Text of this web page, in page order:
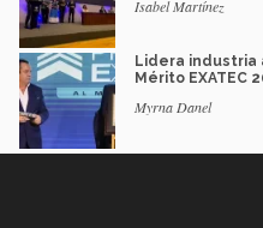
Isabel Martínez
Lidera industria
Mérito EXATEC
Myrna Danel